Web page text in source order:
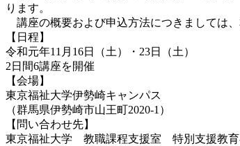
ります。
講座の概要および申込方法につきましては
【日程】
令和元年11月16日（土）・23日（土）
2日間6講座を開催
【会場】
東京福祉大学伊勢崎キャンパス
（群馬県伊勢崎市山王町2020-1）
【問い合わせ先】
東京福祉大学 教職課程支援室 特別支援教育